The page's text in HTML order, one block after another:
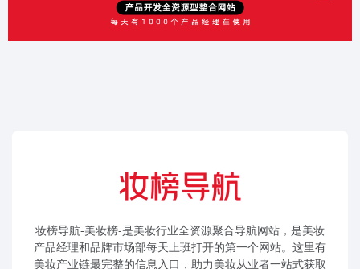
妆榜导航-美妆榜-是美妆行业全资源聚合导航网站，是美妆
产品经理和品牌市场部每天上班打开的第一个网站。这里有
美妆产业链最完整的信息入口，助力美妆从业者一站式获取